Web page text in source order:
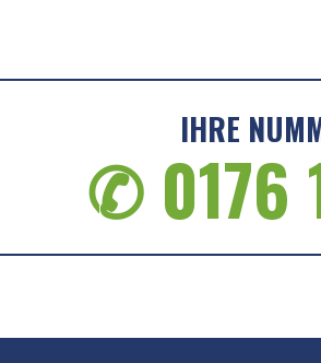
IHRE
✆ 0176